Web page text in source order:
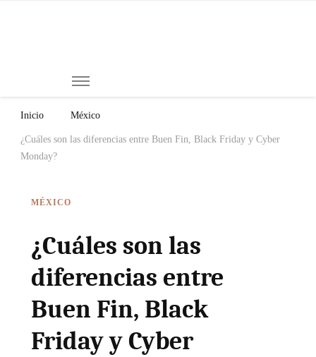
Inicio México
¿Cuáles son las diferencias entre Buen Fin, Black Friday y Cyber
Monday?
MÉXICO
¿Cuáles son las
diferencias entre
Buen Fin, Black
Friday y Cyber